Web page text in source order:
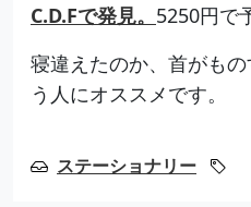
C.D.Fで発見。 5250円で
寝違えたのか、首がも
う人にオススメです。
ステーショナリー